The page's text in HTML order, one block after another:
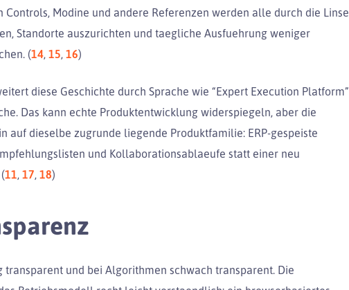
Controls, Modine und andere Referenzen werden alle durch die Linse
Standorte auszurichten und taegliche Ausfuehrung weniger
(14, 15, 16)
diese Geschichte durch Sprache wie “Expert Execution Platform”
Das kann echte Produktentwicklung widerspiegeln, aber die
auf dieselbe zugrunde liegende Produktfamilie: ERP-gespeiste
und Kollaborationsablaeufe statt einer neu
11, 17, 18)
transparent und bei Algorithmen schwach transparent. Die